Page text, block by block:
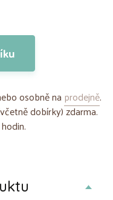
osobně na prodejně.
dobírky) zdarma.